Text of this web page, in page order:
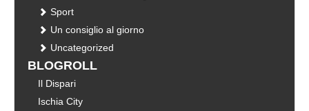
Sport
Un consiglio al giorno
Uncategorized
BLOGROLL
Il Dispari
Ischia City